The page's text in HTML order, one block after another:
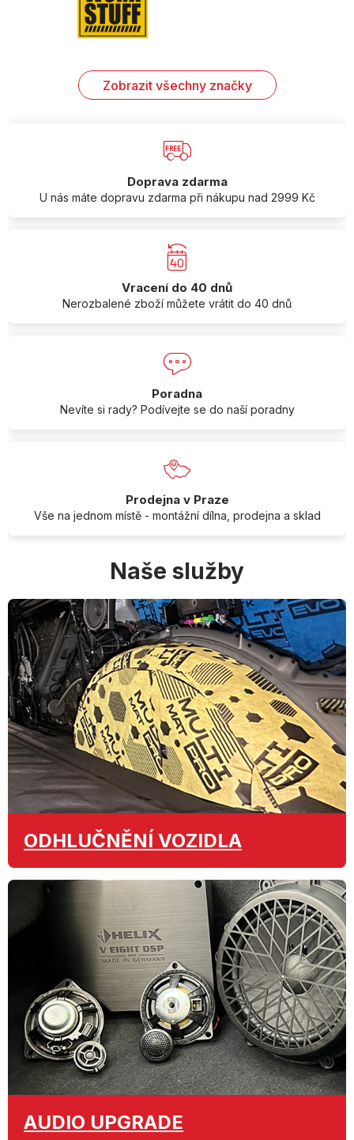
Zobrazit všechny značky
Doprava zdarma
U nás máte dopravu zdarma při nákupu nad 2999 Kč
Vracení do 40 dnů
Nerozbalené zboží můžete vrátit do 40 dnů
Poradna
Nevíte si rady? Podívejte se do naší poradny
Prodejna v Praze
Vše na jednom místě - montážní dílna, prodejna a sklad
Naše služby
ODHLUČNĚNÍ VOZIDLA
AUDIO UPGRADE